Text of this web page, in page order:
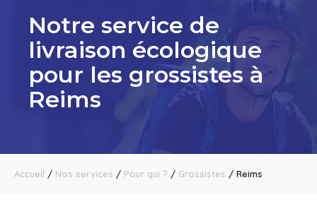
Notre service de
livraison écologique
pour les grossistes à
Reims
Accueil / Nos services / Pour qui ? / Grossistes / Reims